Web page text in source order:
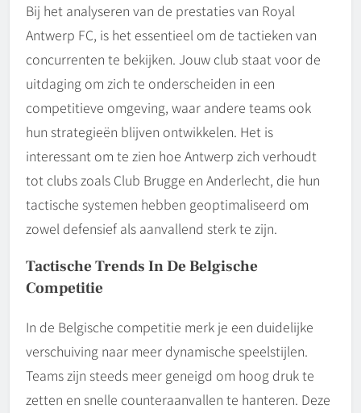
Bij het analyseren van de prestaties van Royal
Antwerp FC, is het essentieel om de tactieken van
concurrenten te bekijken. Jouw club staat voor de
uitdaging om zich te onderscheiden in een
competitieve omgeving, waar andere teams ook
hun strategieën blijven ontwikkelen. Het is
interessant om te zien hoe Antwerp zich verhoudt
tot clubs zoals Club Brugge en Anderlecht, die hun
tactische systemen hebben geoptimaliseerd om
zowel defensief als aanvallend sterk te zijn.
Tactische Trends In De Belgische
Competitie
In de Belgische competitie merk je een duidelijke
verschuiving naar meer dynamische speelstijlen.
Teams zijn steeds meer geneigd om hoog druk te
zetten en snelle counteraanvallen te hanteren. Deze